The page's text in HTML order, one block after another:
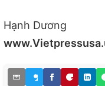
Hạnh Dương